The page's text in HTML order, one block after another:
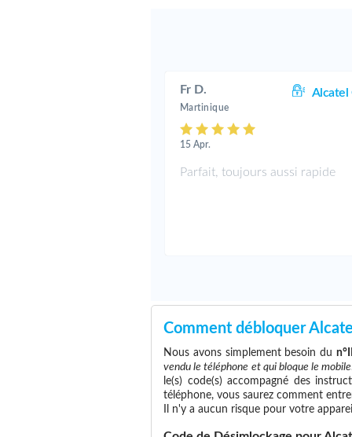
Fr D. Alcatel
Martinique
15 Apr.
Parfait, toujours aussi rapide
Comment débloquer
Nous avons simplement besoin du
vendu le téléphone et qui bloque le mobile
le(s) code(s) accompagné des
téléphone, vous saurez comment
Il n'y a aucun risque pour votre